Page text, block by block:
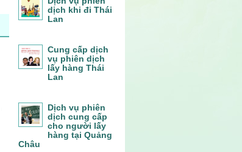
dịch khi đi Thái
Lan
Cung cấp dịch
vụ phiên dịch
lấy hàng Thái
Lan
Dịch vụ phiên
dịch cung cấp
cho người lấy
hàng tại Quảng
Châu